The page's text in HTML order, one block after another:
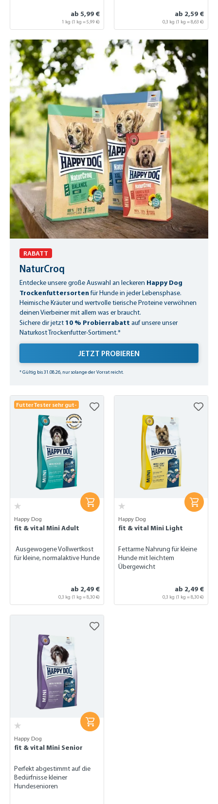
RABATT
NaturCroq
Entdecke unsere große Auswahl an leckeren Happy Dog
Trockenfuttersortenfür Hunde in jeder Lebensphase.
Heimische Kräuter und wertvolle tierische Proteine verwöhnen
deinen Vierbeiner mit allem was er braucht.
Sichere dir jetzt 10 % Probierrabatt auf unsere unser
Naturkost Trockenfutter-Sortiment.*
JETZT PROBIEREN
* Gültig bis 31.08.26, nur solange der Vorrat reicht.
ab 5,99 €
1 kg (1 kg = 5,99 €)
ab 2,59 €
0,3 kg (1 kg = 8,63 €)
FutterTester sehr gut-
Happy Dog
fit & vital Mini Adult
Ausgewogene Vollwertkost
für kleine, normalaktive Hunde
ab 2,49 €
0,3 kg (1 kg = 8,30 €)
Happy Dog
fit & vital Mini Light
Fettarme Nahrung für kleine
Hunde mit leichtem
Übergewicht
ab 2,49 €
0,3 kg (1 kg = 8,30 €)
Happy Dog
fit & vital Mini Senior
Perfekt abgestimmt auf die
Bedürfnisse kleiner
Hundesenioren